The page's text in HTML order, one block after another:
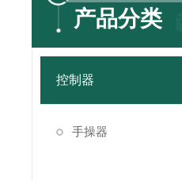
产品分类
控制器
手操器